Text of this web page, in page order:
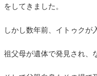
をしてきました。
しかし数年前、イトゥクが
祖父母が遺体で発見され、